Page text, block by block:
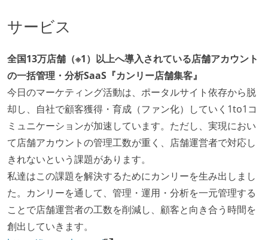
労働環境の自由度
フレックスタイム制または裁量労働制を採用している
メンバーの多様性
外国籍の開発メンバーがいる
待遇・福利厚生
ストックオプションまたは自社株購入支援制度がある
職業安定法に対応する記載事項
受動喫煙防止措置：屋内禁煙（屋内に喫煙可能室設
置）
サービス
全国13万店舗（※1）以上へ導入されている店舗アカウント
の一括管理・分析SaaS『カンリー店舗集客』
今日のマーケティング活動は、ポータルサイト依存から脱
却し、自社で顧客獲得・育成（ファン化）していく1to1コ
ミュニケーションが加速しています。ただし、実現におい
て店舗アカウントの管理工数が重く、店舗運営者で対応し
きれないという課題があります。
私達はこの課題を解決するためにカンリーを生み出しまし
た。カンリーを通して、管理・運用・分析を一元管理する
ことで店舗運営者の工数を削減し、顧客と向き合う時間を
創出していきます。